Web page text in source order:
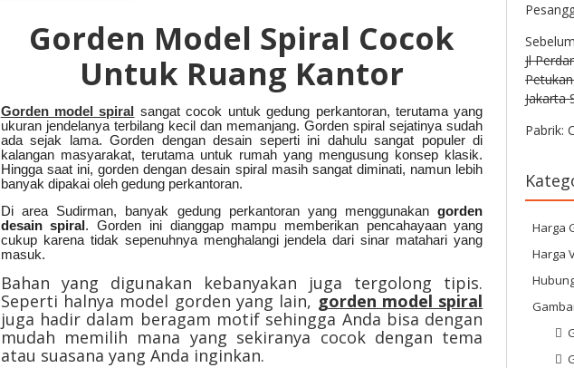
Gorden Model Spiral Cocok
Untuk Ruang Kantor
Gorden model spiral
sangat cocok untuk gedung perkantoran, terutama yang
ukuran jendelanya terbilang kecil dan memanjang. Gorden spiral sejatinya sudah
ada sejak lama. Gorden dengan desain seperti ini dahulu sangat populer di
kalangan masyarakat, terutama untuk rumah yang mengusung konsep klasik.
Hingga saat ini, gorden dengan desain spiral masih sangat diminati, namun lebih
banyak dipakai oleh gedung perkantoran.
Di area Sudirman, banyak gedung perkantoran yang menggunakan gorden
desain spiral . Gorden ini dianggap mampu memberikan pencahayaan yang
cukup karena tidak sepenuhnya menghalangi jendela dari sinar matahari yang
masuk.
Bahan yang digunakan kebanyakan juga tergolong tipis.
Seperti halnya model gorden yang lain, gorden model spiral
juga hadir dalam beragam motif sehingga Anda bisa dengan
mudah memilih mana yang sekiranya cocok dengan tema
atau suasana yang Anda inginkan.
Jl
Jakarta
Pabrik:
Harga
Harga